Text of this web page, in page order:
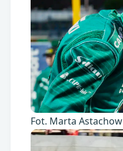
Fot. Marta Astachow